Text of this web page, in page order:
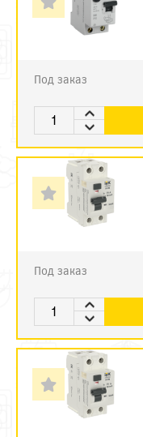
Под заказ
Под заказ